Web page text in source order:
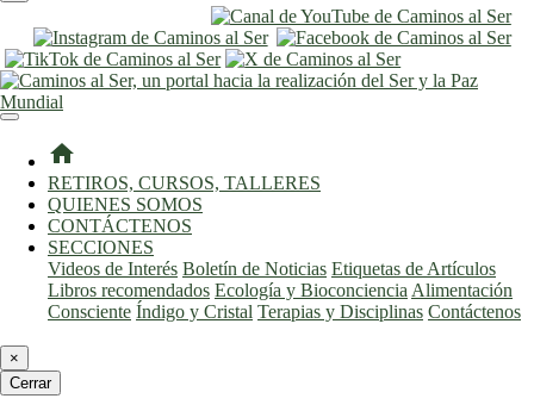
home
RETIROS, CURSOS, TALLERES
QUIENES SOMOS
CONTÁCTENOS
SECCIONES
Videos de Interés Boletín de Noticias Etiquetas de Artículos
Libros recomendados Ecología y Bioconciencia Alimentación
Consciente Índigo y Cristal Terapias y Disciplinas Contáctenos
×
Cerrar